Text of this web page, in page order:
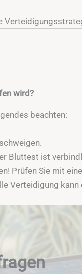
wird?
beachten:
Bluttest ist
Prüfen Sie mit
Verteidigung kann